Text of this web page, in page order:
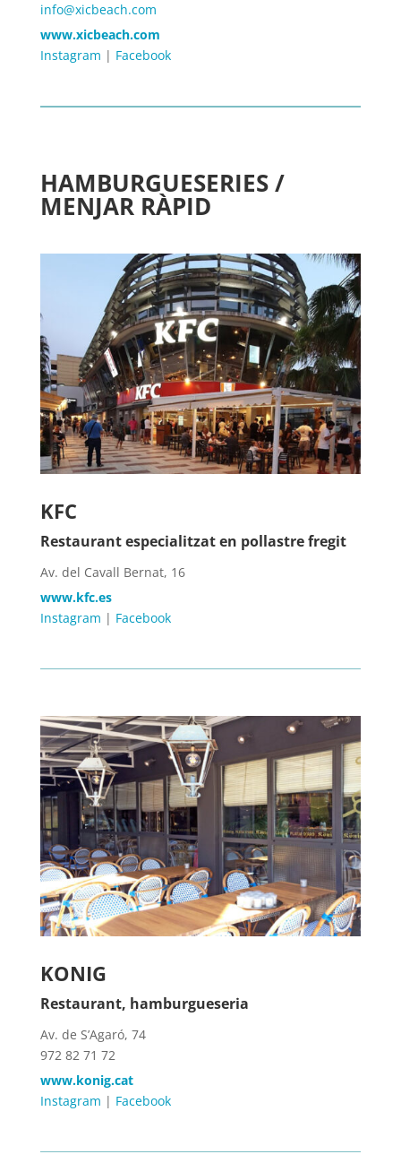
info@xicbeach.com
www.xicbeach.com
Instagram | Facebook
HAMBURGUESERIES /
MENJAR RÀPID
KFC
Restaurant especialitzat en pollastre fregit
Av. del Cavall Bernat, 16
www.kfc.es
Instagram | Facebook
KONIG
Restaurant, hamburgueseria
Av. de S’Agaró, 74
972 82 71 72
www.konig.cat
Instagram | Facebook